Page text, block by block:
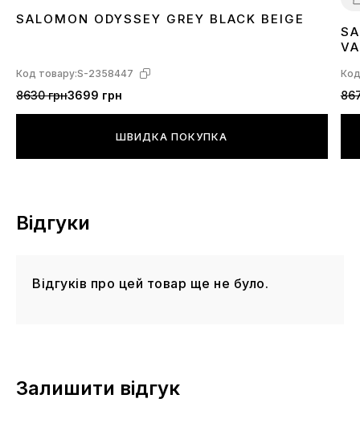
SALOMON ODYSSEY GREY BLACK BEIGE
Код товару:S-2358447
8630 грн3699 грн
ШВИДКА ПОКУПКА
Відгуки
Відгуків про цей товар ще не було.
Залишити відгук